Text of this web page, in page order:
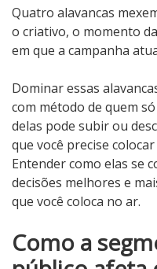
Quatro alavancas
o criativo, o momento
em que a campanha
Dominar essas
com método de quem
delas pode subir ou
que você precise
Entender como elas se
decisões melhores e
que você coloca no ar.
Como a